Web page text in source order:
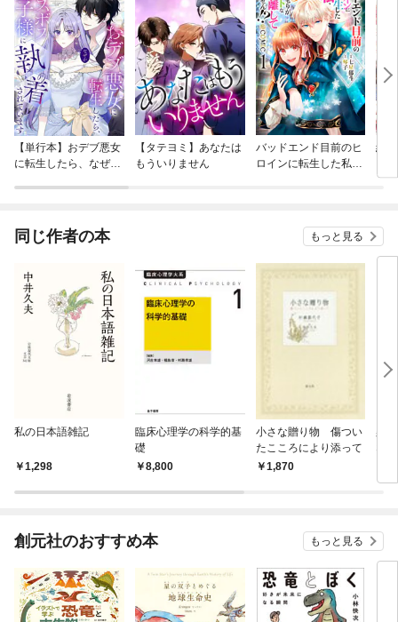
【単行本】おデブ悪女
に転生したら、なぜか
【タテヨミ】あなたは
もういりません
バッドエンド目前のヒ
ロインに転生した私、
結
同じ作者の本 もっと見る
私の日本語雑記
1,298
臨床心理学の科学的基
礎
8,800
小さな贈り物 傷つい
たこころにより添って
1,870
柔
な
創元社のおすすめ本 もっと見る